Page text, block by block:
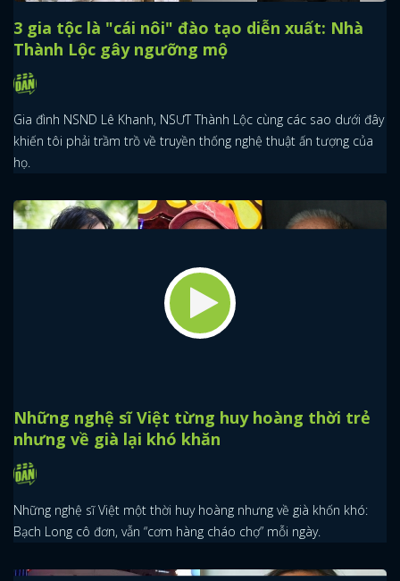
3 gia tộc là "cái nôi" đào tạo diễn xuất: Nhà
Thành Lộc gây ngưỡng mộ
Gia đình NSND Lê Khanh, NSƯT Thành Lộc cùng các sao dưới đây
khiến tôi phải trầm trồ về truyền thống nghệ thuật ấn tượng của
họ.
Những nghệ sĩ Việt từng huy hoàng thời trẻ
nhưng về già lại khó khăn
Những nghệ sĩ Việt một thời huy hoàng nhưng về già khốn khó:
Bạch Long cô đơn, vẫn “cơm hàng cháo chợ” mỗi ngày.